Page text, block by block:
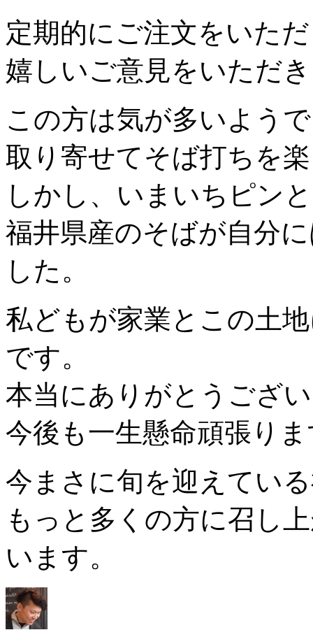
定期的にご注文をいた
嬉しいご意見をいただ
この方は気が多いよう
取り寄せてそば打ちを
しかし、いまいちピン
福井県産のそばが自分
した。
私どもが家業とこの土
です。
本当にありがとうござ
今後も一生懸命頑張り
今まさに旬を迎えてい
もっと多くの方に召し
います。